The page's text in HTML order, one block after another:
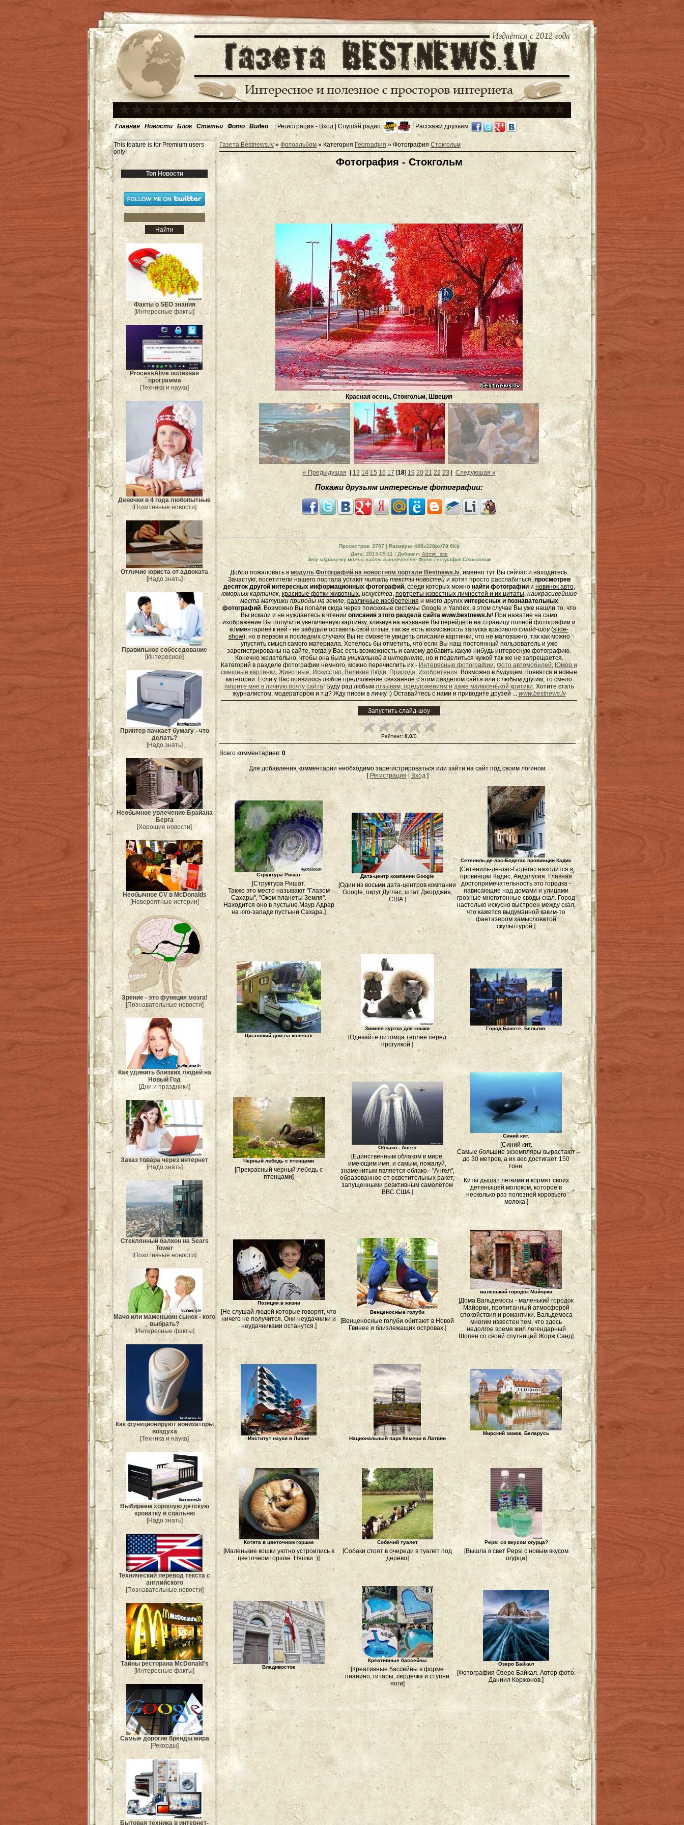
Главная Новости Блог Статьи Фото Видео | Регистрация - Вход | Слушай радио: | Расскажи друзьям:
This feature is for Premium users
only!
Топ Новости
Факты о SEO знания
[Интересные факты]
ProcessAlive полезная
программа
[Техника и наука]
Девочки в 4 года любопытные
[Позитивные новости]
Отличие юриста от адвоката
[Надо знать]
Правильное собеседование
[Интересное]
Принтер пачкает бумагу - что
делать?
[Надо знать]
Необычное увлечение Брайана
Берга
[Хорошие новости]
Необычное CV в McDonalds
[Невероятные истории]
Зрение - это функция мозга!
[Познавательные новости]
Как удивить близких людей на
Новый Год
[Дни и праздники]
Заказ товара через интернет
[Надо знать]
Стеклянный балкон на Sears
Tower
[Позитивные новости]
Мачо или маменькин сынок - кого
выбрать?
[Интересные факты]
Как функционируют ионизаторы
воздуха
[Техника и наука]
Выбираем хорошую детскую
кроватку в спальню
[Надо знать]
Технический перевод текста с
английского
[Познавательные новости]
Тайны ресторана McDonald's
[Интересные факты]
Самые дорогие бренды мира
[Рекорды]
Бытовая техника в интернет-
Газета Bestnews.lv» Фотоальбом » Категория География » Фотография Стокгольм
Фотография - Стокгольм
Красная осень, Стокгольм, Швеция
« Предыдущая 13 14 15 16 17[18] 19 20 21 22 23| Следующая »
Покажи друзьям интересные фотографии:
Просмотров: 3767 | Размеры: 486x328px/79.6Kb
Дата: 2013-05-11 | Добавил: Admin_site
Эту страничку можно найти в интернете Фото География Стокгольм
Добро пожаловать в модуль Фотографий на новостном портале Bestnews.lv, именно тут Вы сейчас и находитесь.
Зачастую, посетители нашего портала устаютчитать тексты новостейи хотят просто расслабиться, просмотрев
десяток другой интересных информационных фотографий, среди которых можно найти фотографиии новинок авто,
юморныхкартинок, красивые фотки животных, искусства, портреты известных личностей и их цитаты, наикрасивейшие
места матушки природы на земле, различные изобретения и много других интересных и познавательных
фотографий. Возможно Вы попали сюда через поисковые системы Google и Yandex, в этом случае Вы уже нашли то, что
Вы искали и не нуждаетесь в чтении описания этого раздела сайта www.bestnews.lv! При нажатие на само
изображение Вы получите увеличенную картинку, кликнув на название Вы перейдёте на страницу полной фотографии и
комментариев к ней - не забудьте оставить свой отзыв, так же есть возможность запуска красивого слайд-шоу(slide-
show), но в первом и последних случаях Вы не сможете увидеть описание картинки, что не маловажно, так как можно
упустить смысл самого материала. Хотелось бы отметить, что если Вы наш постоянный пользователь и уже
зарегистрированы на сайте, тогда у Вас есть возможность и самому добавить какую-нибудь интересную фотографию.
Конечно желательно, чтобы она была уникальной в интернете, но и поделиться чужой так же не запрещается.
Категорий в разделе фотографии немного, можно перечислить их - Интересные фотографии, Фото автомобилей, Юмор и
смешные картинки, Животные, Искусство, Великие Люди, Природа, Изобретения. Возможно в будущем, появятся и новые
категории. Если у Вас появилось любое предложение связанное с этим разделом сайта или с любым другим, то смело
пишите мне в личную почту сайта! Буду рад любым отзывам, предложениям и даже малюсенькой критики. Хотите стать
журналистом, модератором и т.д? Жду писем в личку:) Оставайтесь с нами и приводите друзей ... www.bestnews.lv
Рейтинг: 0.0/0
Всего комментариев: 0
Для добавления комментарии необходимо зарегистрироваться или зайти на сайт под своим логином.
[Регистрация Вход]
Структура Ришат
[Структура Ришат.
Также это место называют "Глазом
Сахары", "Оком планеты Земля".
Находится оно в пустыне Маур Адрар
на юго-западе пустыни Сахара.]
Дата-центр компании Google
[Один из восьми дата-центров компании
Google, округ Дуглас, штат Джорджия,
США.]
Сетениль-де-лас-Бодегас провинции Кадис
[Сетениль-де-лас-Бодегас находится в
провинции Кадис, Андалусия. Главная
достопримечательность это городка -
нависающие над домами и улицами
грозные многотонные своды скал. Город
настолько искусно выстроен между скал,
что кажется выдуманной каким-то
фантазером замысловатой
скульптурой.]
Циганский дом на колёсах
Зимняя куртка для кошки
[Одевайте питомца теплее перед
прогулкой.]
Город Брюгге, Бельгия.
Черный лебедь с птенцами
[Прекрасный черный лебедь с
птенцами]
Облако - Ангел
[Единственным облаком в мире,
имеющим имя, и самым, пожалуй,
знаменитым является облако - "Ангел",
образованное от осветительных ракет,
запущенными реактивным самолётом
ВВС США.]
Синий кит.
[Синий кит.
Самые большие экземпляры вырастают
до 30 метров, а их вес достигает 150
тонн.
Киты дышат легкими и кормят своих
детенышей молоком, которое в
несколько раз полезней коровьего
молока.]
Позиция в жизни
[Не слушай людей которые говорят, что
ничего не получится. Они неудачники и
неудачниками останутся.]
Венценосные голуби
[Венценосные голуби обитают в Новой
Гвинее и близлежащих островах.]
маленький городок Майорки
[Дома Вальдемосы - маленький городок
Майорки, пропитанный атмосферой
спокойствия и романтики. Вальдемоса
многим известен тем, что здесь
недолгое время жил легендарный
Шопен со своей спутницей Жорж Санд]
Институт науки в Лионе Национальный парк Кемери в Латвии
Мирский замок, Беларусь
Котята в цветочном горшке
[Маленькие кошки уютно устроились в
цветочном горшке. Няшки :)]
Собачий туалет
[Собаки стоят в очереди в туалет под
дерево]
Pepsi со вкусом огурца?
[Вышла в свет Pepsi с новым вкусом
огурца]
Владивосток
Креативные бассейны
[Креативные бассейны в форме
пианино, гитары, сердечка и ступни
ноги]
Озеро Байкал
[Фотография Озеро Байкал. Автор фото:
Даниил Коржонов.]